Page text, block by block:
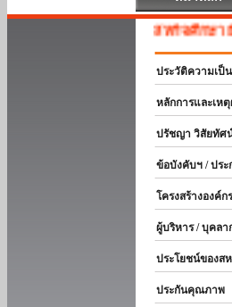
สหกิจศึกษา ยินดีต้อน
ประวัติความเป็
หลักการและเหตุ
ปรัชญา วิสัยทัศน์
ข้อบังคับฯ / ประ
โครงสร้างองค์กร
ผู้บริหาร / บุคลา
ประโยชน์ของสห
ประกันคุณภาพ